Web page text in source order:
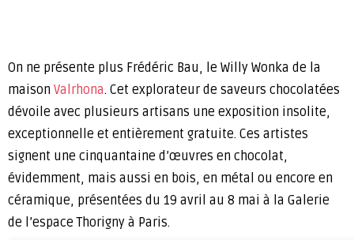
On ne présente plus Frédéric Bau, le Willy Wonka de la
maison Valrhona. Cet explorateur de saveurs chocolatées
dévoile avec plusieurs artisans une exposition insolite,
exceptionnelle et entièrement gratuite. Ces artistes
signent une cinquantaine d’œuvres en chocolat,
évidemment, mais aussi en bois, en métal ou encore en
céramique, présentées du 19 avril au 8 mai à la Galerie
de l’espace Thorigny à Paris.